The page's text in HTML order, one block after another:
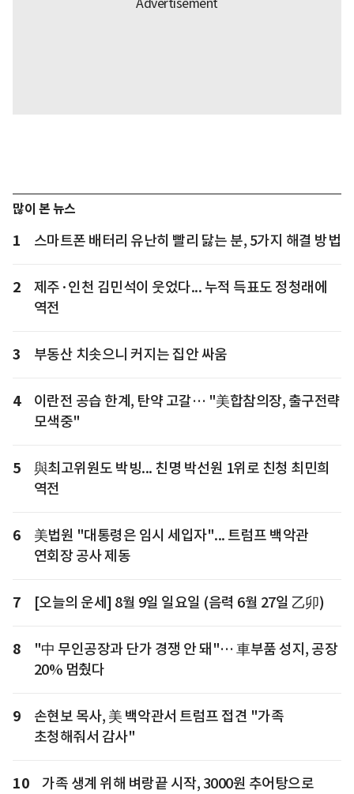
많이 본 뉴스
1 스마트폰 배터리 유난히 빨리 닳는 분, 5가지 해결 방법
2
제주·인천 김민석이 웃었다... 누적 득표도 정청래에
역전
3 부동산 치솟으니 커지는 집안 싸움
4
이란전 공습 한계, 탄약 고갈… "美합참의장, 출구전략
모색중"
5
與최고위원도 박빙... 친명 박선원 1위로 친청 최민희
역전
6
美법원 "대통령은 임시 세입자"... 트럼프 백악관
연회장 공사 제동
7 [오늘의 운세] 8월 9일 일요일 (음력 6월 27일 乙卯)
8
"中 무인공장과 단가 경쟁 안 돼"… 車부품 성지, 공장
20% 멈췄다
9
손현보 목사, 美 백악관서 트럼프 접견 "가족
초청해줘서 감사"
10
가족 생계 위해 벼랑끝 시작, 3000원 추어탕으로